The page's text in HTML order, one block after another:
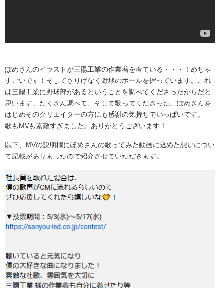
ぽめさんのイラストが三陽工業の作業着を着ている・・・！めちゃ
すごいです！そしてさりげなく野球のボールを握っています。これ
は三陽工業に野球部があるということを調べてくださったからだと
思います。たくさん調べて、そして歌ってくださった。ぽめさんを
はじめそのクリエイターの方にも感謝の気持ちでいっぱいです。
歌もMVも素敵すぎました。ありがとうございます！
以下、MVの説明欄にぽめさんの歌ってみた動画に込めた想いについ
て記載がありましたので紹介させていただきます。